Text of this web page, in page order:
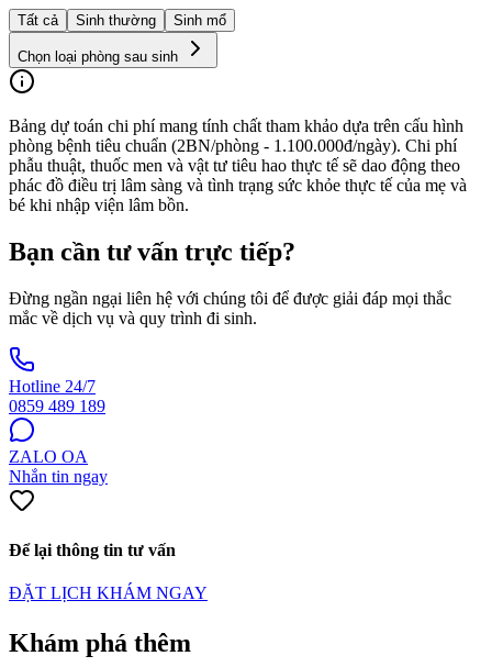
Tất cả Sinh thường Sinh mổ
Chọn loại phòng sau sinh
Bảng dự toán chi phí mang tính chất tham khảo dựa trên cấu hình
phòng bệnh tiêu chuẩn (2BN/phòng - 1.100.000đ/ngày). Chi phí
phẫu thuật, thuốc men và vật tư tiêu hao thực tế sẽ dao động theo
phác đồ điều trị lâm sàng và tình trạng sức khỏe thực tế của mẹ và
bé khi nhập viện lâm bồn.
Bạn cần tư vấn trực tiếp?
Đừng ngần ngại liên hệ với chúng tôi để được giải đáp mọi thắc
mắc về dịch vụ và quy trình đi sinh.
Hotline 24/7
0859 489 189
ZALO OA
Nhắn tin ngay
Để lại thông tin tư vấn
ĐẶT LỊCH KHÁM NGAY
Khám phá thêm